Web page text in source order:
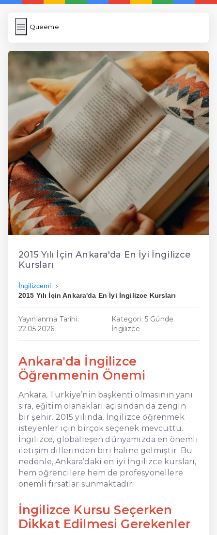
Queeme
Queeme
Karekod Oluşturma
WP Cache
Anasayfa
5 Günde İngilizce
İngilizce
Dil Eğitimi
En Hızlı İngilizce
En Kolay İngilizce
En Ucuz İngilizce
En Uygun İngilizce
2015 Yılı İçin Ankara'da En İyi İngilizce
Kursları
İngilizcemi
2015 Yılı İçin Ankara'da En İyi İngilizce Kursları
Yayınlanma Tarihi:
22.05.2026
Kategori: 5 Günde
İngilizce
Ankara'da İngilizce
Öğrenmenin Önemi
Ankara, Türkiye’nin başkenti olmasının yanı
sıra, eğitim olanakları açısından da zengin
bir şehir. 2015 yılında, İngilizce öğrenmek
isteyenler için birçok seçenek mevcuttu.
İngilizce, globalleşen dünyamızda en önemli
iletişim dillerinden biri haline gelmiştir. Bu
nedenle, Ankara’daki en iyi İngilizce kursları,
hem öğrencilere hem de profesyonellere
önemli fırsatlar sunmaktadır.
İngilizce Kursu Seçerken
Dikkat Edilmesi Gerekenler